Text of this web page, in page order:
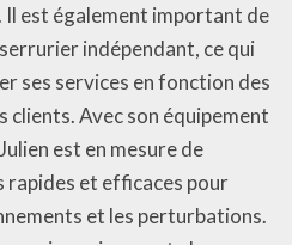
Il est également important de
indépendant, ce qui
ses services en fonction des
clients. Avec son équipement
est en mesure de
et efficaces pour
et les perturbations.